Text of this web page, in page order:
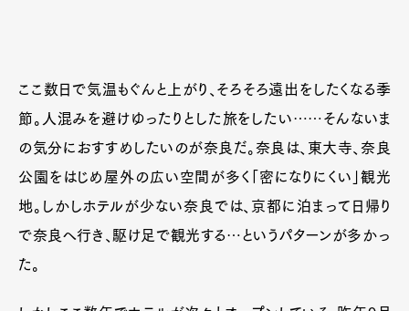
ここ数日で気温もぐんと上がり、そろそろ遠出をしたくなる季
節。人混みを避けゆったりとした旅をしたい……そんないま
の気分におすすめしたいのが奈良だ。奈良は、東大寺、奈良
公園をはじめ屋外の広い空間が多く「密になりにくい」観光
地。しかしホテルが少ない奈良では、京都に泊まって日帰り
で奈良へ行き、駆け足で観光する…というパターンが多かっ
た。